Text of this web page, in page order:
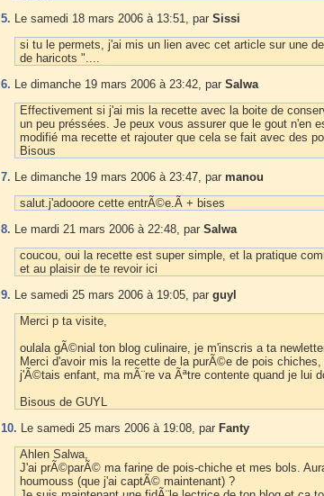
5. Le samedi 18 mars 2006 à 13:51, par Sissi
si tu le permets, j'ai mis un lien avec cet article sur une
de haricots "....
6. Le dimanche 19 mars 2006 à 23:42, par Salwa
Effectivement si j'ai mis la recette avec la boite de
un peu préssées. Je peux vous assurer que le gout n'en
modifié ma recette et rajouter que cela se fait avec des
Bisous
7. Le dimanche 19 mars 2006 à 23:47, par manou
salut.j'adooore cette entrÃ©e.Ã + bises
8. Le mardi 21 mars 2006 à 22:48, par Salwa
coucou, oui la recette est super simple, et la pratique
et au plaisir de te revoir ici
9. Le samedi 25 mars 2006 à 19:05, par guyl
Merci p ta visite,
oulala gÃ©nial ton blog culinaire, je m'inscris a ta
Merci d'avoir mis la recette de la purÃ©e de pois chiches,
j'Ã©tais enfant, ma mÃ¨re va Ãªtre contente quand je lui
Bisous de GUYL
10. Le samedi 25 mars 2006 à 19:08, par Fanty
Ahlen Salwa,
J'ai prÃ©parÃ© ma farine de pois-chiche et mes bols.
houmouss (que j'ai captÃ© maintenant) ?